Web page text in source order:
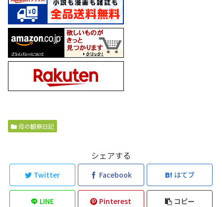
母の観察日記
シェアする
Twitter Facebook はてブ
LINE Pinterest コピー